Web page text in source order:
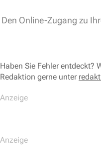
Den Online-Zugang zu
Haben Sie Fehler entdeckt?
Redaktion gerne unter